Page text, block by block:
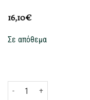
16,10€
Σε απόθεμα
SEMELI THEA MANTINIA